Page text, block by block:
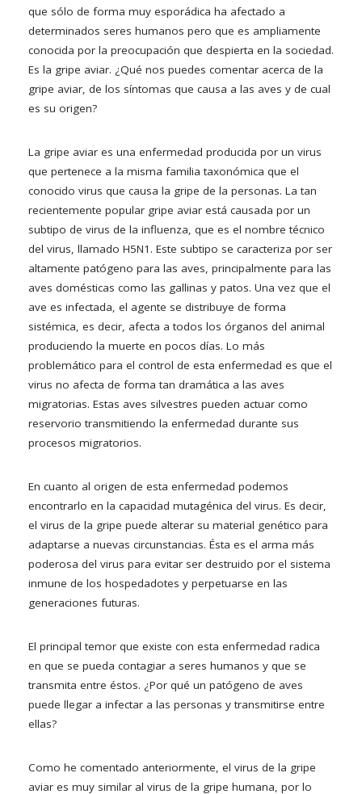
que sólo de forma muy esporádica ha afectado a
determinados seres humanos pero que es ampliamente
conocida por la preocupación que despierta en la sociedad.
Es la gripe aviar. ¿Qué nos puedes comentar acerca de la
gripe aviar, de los síntomas que causa a las aves y de cual
es su origen?
La gripe aviar es una enfermedad producida por un virus
que pertenece a la misma familia taxonómica que el
conocido virus que causa la gripe de la personas. La tan
recientemente popular gripe aviar está causada por un
subtipo de virus de la influenza, que es el nombre técnico
del virus, llamado H5N1. Este subtipo se caracteriza por ser
altamente patógeno para las aves, principalmente para las
aves domésticas como las gallinas y patos. Una vez que el
ave es infectada, el agente se distribuye de forma
sistémica, es decir, afecta a todos los órganos del animal
produciendo la muerte en pocos días. Lo más
problemático para el control de esta enfermedad es que el
virus no afecta de forma tan dramática a las aves
migratorias. Estas aves silvestres pueden actuar como
reservorio transmitiendo la enfermedad durante sus
procesos migratorios.
En cuanto al origen de esta enfermedad podemos
encontrarlo en la capacidad mutagénica del virus. Es decir,
el virus de la gripe puede alterar su material genético para
adaptarse a nuevas circunstancias. Ésta es el arma más
poderosa del virus para evitar ser destruido por el sistema
inmune de los hospedadotes y perpetuarse en las
generaciones futuras.
El principal temor que existe con esta enfermedad radica
en que se pueda contagiar a seres humanos y que se
transmita entre éstos. ¿Por qué un patógeno de aves
puede llegar a infectar a las personas y transmitirse entre
ellas?
Como he comentado anteriormente, el virus de la gripe
aviar es muy similar al virus de la gripe humana, por lo